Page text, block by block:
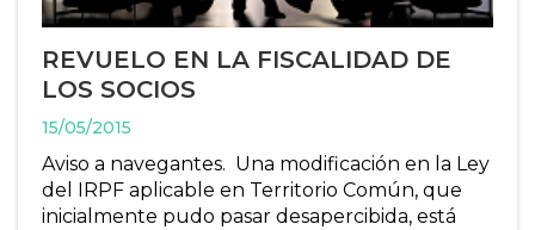
REVUELO EN LA FISCALIDAD DE
LOS SOCIOS
15/05/2015
Aviso a navegantes. Una modificación en la Ley
del IRPF aplicable en Territorio Común, que
inicialmente pudo pasar desapercibida, está